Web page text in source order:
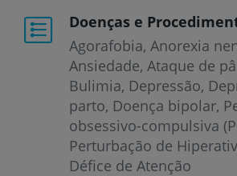
Doenças e
Agorafobia Anorexia
Ansiedade Ataque de
Bulimia Depressão
parto Doença bipolar
obsessivo-compulsiva
Perturbação de
Défice de Atenção